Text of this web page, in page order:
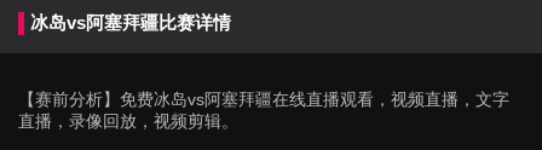
冰岛vs阿塞拜疆比赛详情
【赛前分析】 免费冰岛vs阿塞拜疆在线直播观看，视频直播，文字
直播，录像回放，视频剪辑。